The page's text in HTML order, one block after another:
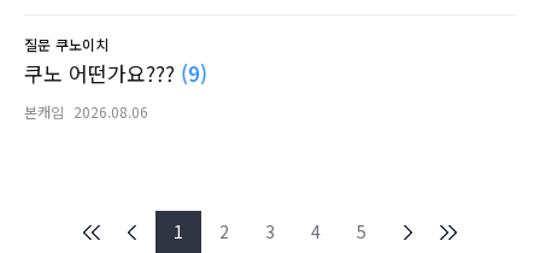
질문 쿠노이치
쿠노 어떤가요??? (9)
본캐임 2026.08.06
1 2 3 4 5